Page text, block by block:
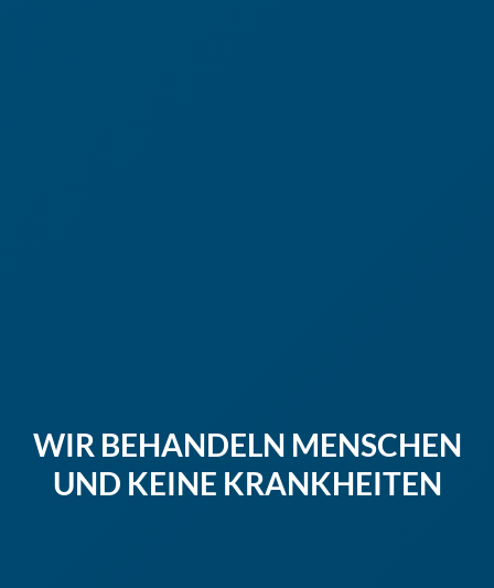
WIR BEHANDELN MENSCHEN
UND KEINE KRANKHEITEN